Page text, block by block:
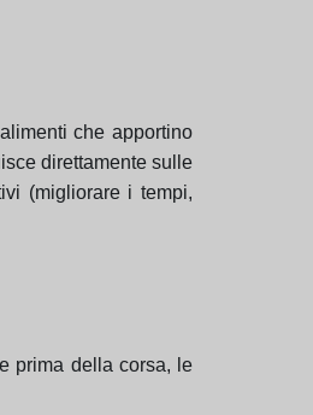
che apportino
direttamente sulle
(migliorare i tempi,
prima della corsa, le